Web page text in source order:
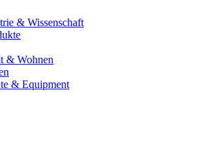
& Wissenschaft
& Wohnen
& Equipment